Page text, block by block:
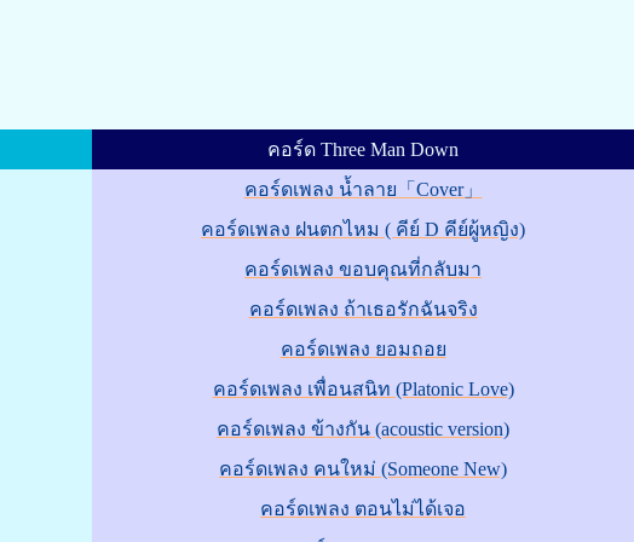
คอร์ด Three Man Down
คอร์ดเพลง น้ำลาย「Cover」
คอร์ดเพลง ฝนตกไหม ( คีย์ D คีย์ผู้หญิง)
คอร์ดเพลง ขอบคุณที่กลับมา
คอร์ดเพลง ถ้าเธอรักฉันจริง
คอร์ดเพลง ยอมถอย
คอร์ดเพลง เพื่อนสนิท (Platonic Love)
คอร์ดเพลง ข้างกัน (acoustic version)
คอร์ดเพลง คนใหม่ (Someone New)
คอร์ดเพลง ตอนไม่ได้เจอ